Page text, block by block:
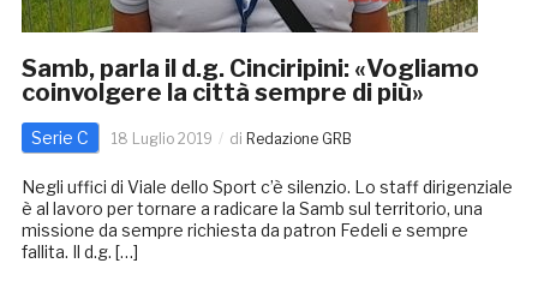
Samb, parla il d.g. Cinciripini: «Vogliamo
coinvolgere la città sempre di più»
Serie C 18 Luglio 2019 di Redazione GRB
Negli uffici di Viale dello Sport c’è silenzio. Lo staff dirigenziale
è al lavoro per tornare a radicare la Samb sul territorio, una
missione da sempre richiesta da patron Fedeli e sempre
fallita. Il d.g. […]